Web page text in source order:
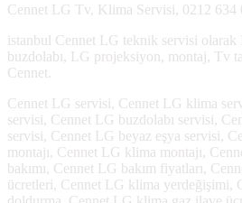
Cennet LG Tv, Klima Servisi, 0212 634
istanbul Cennet LG teknik servisi
buzdolabı, LG projeksiyon, montaj, Tv
Cennet.
Cennet LG servisi, Cennet LG klima
servisi, Cennet LG buzdolabı servisi,
servisi, Cennet LG beyaz eşya servisi,
montajı, Cennet LG klima montajı,
bakımı, Cennet LG bakım fiyatları,
ücretleri, Cennet LG klima yerdeğişimi,